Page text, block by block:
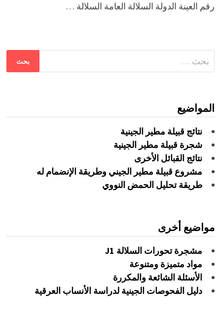
رقم العينة الدولة السلالة العامة السلالة …
عن:
المواضيع
نتائج قبيلة مطير الجينية
شجرة قبيلة مطير الجينية
نتائج القبائل الأخرى
مشروع قبيلة مطير الجيني وطريقة الإنضمام له
طريقة تحليل الحمض النووي
مواضيع أخرى
مشجرة تحورات السلالة J1
مواد متميزة ومتنوعة
الأسئلة الشائعة والمكررة
دليل الفحوصات الجينية لدراسة الأنساب العرقية